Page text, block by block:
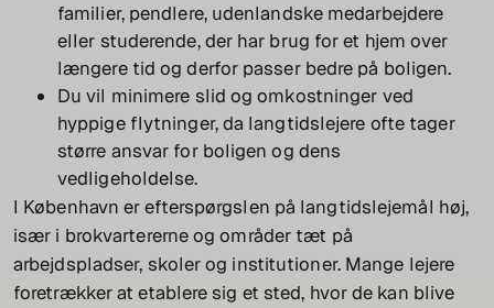
familier, pendlere, udenlandske medarbejdere
eller studerende, der har brug for et hjem over
længere tid og derfor passer bedre på boligen.
Du vil minimere slid og omkostninger ved
hyppige flytninger, da langtidslejere ofte tager
større ansvar for boligen og dens
vedligeholdelse.
I København er efterspørgslen på langtidslejemål høj,
især i brokvartererne og områder tæt på
arbejdspladser, skoler og institutioner. Mange lejere
foretrækker at etablere sig et sted, hvor de kan blive